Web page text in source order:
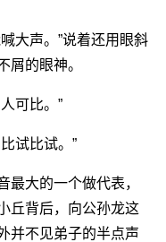
大声。”说着还用眼斜
屑的眼神。
可比。”
试比试。”
大的一个做代表，
丘背后，向公孙龙这
并不见弟子的半点声